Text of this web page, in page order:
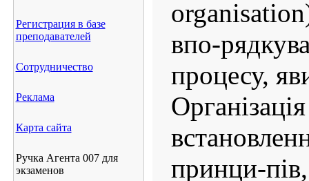
Регистрация в базе
преподавателей
Сотрудничество
Реклама
Карта сайта
Ручка Агента 007 для
экзаменов
впо-
процесу,
принци-